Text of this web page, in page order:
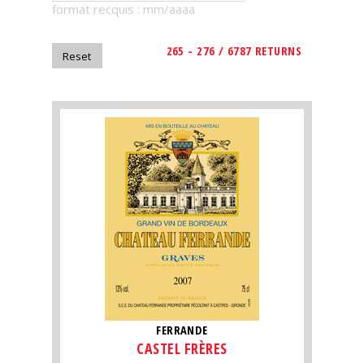
magazine
Magazine
format recquis : mm/aaaa
265 - 276 / 6787 RETURNS
FERRANDE
CASTEL FRÈRES